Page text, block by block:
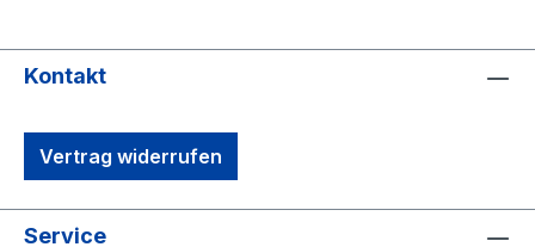
Kontakt
Vertrag widerrufen
Service